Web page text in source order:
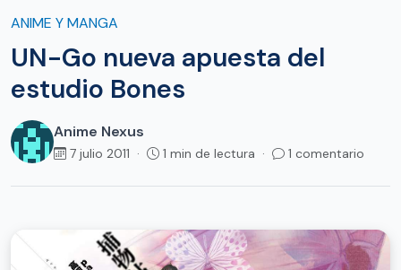
ANIME Y MANGA
UN-Go nueva apuesta del
estudio Bones
Anime Nexus
7 julio 2011 · 1 min de lectura · 1 comentario